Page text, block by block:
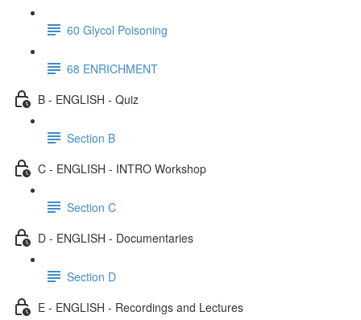
60 Glycol Poisoning
68 ENRICHMENT
B - ENGLISH - Quiz
Section B
C - ENGLISH - INTRO Workshop
Section C
D - ENGLISH - Documentaries
Section D
E - ENGLISH - Recordings and Lectures